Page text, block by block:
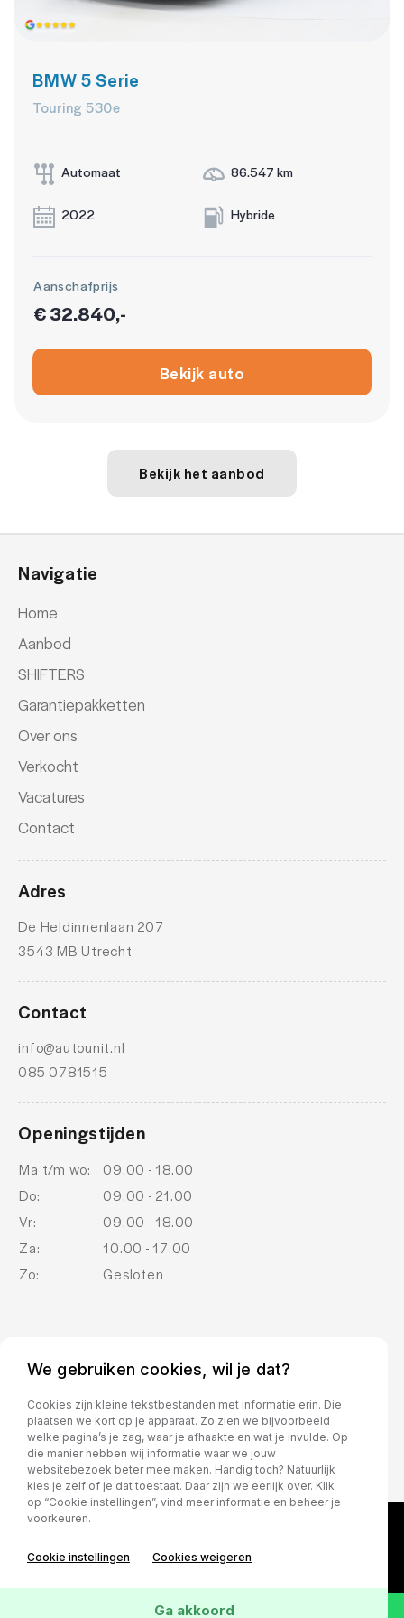
WiFi
BMW 5 Serie
Touring 530e
Automaat 86.547 km
2022 Hybride
Aanschafprijs
€ 32.840,-
Bekijk auto
Bekijk het aanbod
Navigatie
Home
Aanbod
SHIFTERS
Garantiepakketten
Over ons
Verkocht
Vacatures
Contact
Adres
De Heldinnenlaan 207
3543 MB Utrecht
Contact
info@autounit.nl
085 0781515
Openingstijden
Ma t/m wo:
09.00 - 18.00
Do:
09.00 - 21.00
Vr:
09.00 - 18.00
Za:
10.00 - 17.00
Zo:
Gesloten
BOVAG voorwaarden
We gebruiken cookies, wil je dat?
Cookies zijn kleine tekstbestanden met informatie erin. Die
plaatsen we kort op je apparaat. Zo zien we bijvoorbeeld
welke pagina’s je zag, waar je afhaakte en wat je invulde. Op
die manier hebben wij informatie waar we jouw
websitebezoek beter mee maken. Handig toch? Natuurlijk
kies je zelf of je dat toestaat. Daar zijn we eerlijk over. Klik
op “Cookie instellingen”, vind meer informatie en beheer je
voorkeuren.
Cookie instellingen Cookies weigeren
Ga akkoord